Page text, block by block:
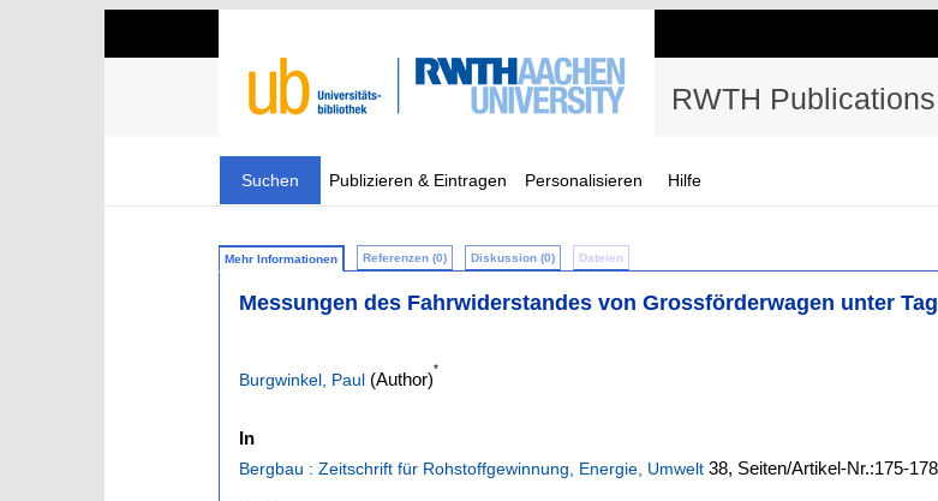
RWTH Publications
Suchen Publizieren & Eintragen Personalisieren Hilfe
Mehr Informationen Referenzen (0) Diskussion (0) Dateien
Messungen des Fahrwiderstandes von Grossförderwagen unter
Burgwinkel, Paul (Author)
*
In
Bergbau : Zeitschrift für Rohstoffgewinnung, Energie, Umwelt 38, Seiten/Artikel-Nr.:175-178